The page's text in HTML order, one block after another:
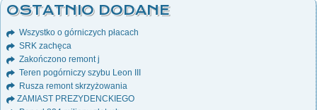
OSTATNIO DODANE
Wszystko o górniczych płacach
SRK zachęca
Zakończono remont j
Teren pogórniczy szybu Leon III
Rusza remont skrzyżowania
ZAMIAST PREZYDENCKIEGO